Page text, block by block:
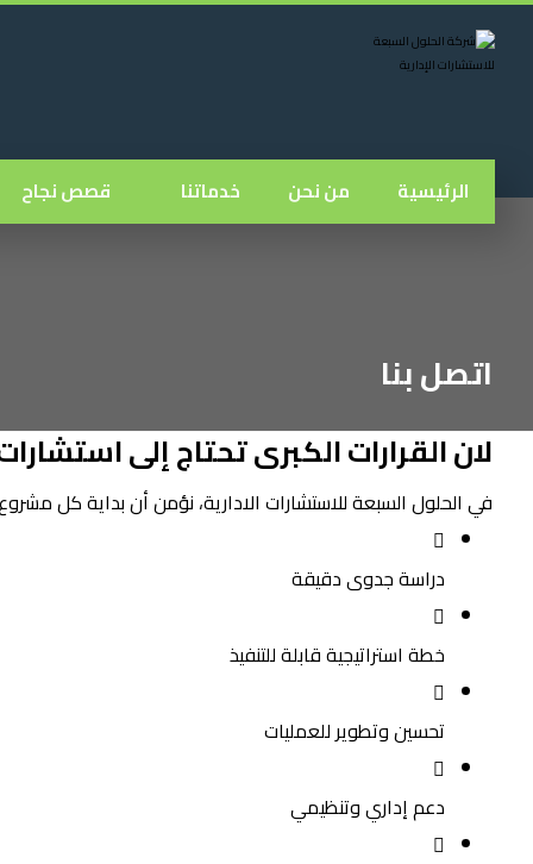
الرئيسية من نحن خدماتنا قصص نجاح
اتصل بنا
لان القرارات الكبرى تحتاج إلى
في الحلول السبعة للاستشارات الادارية، نؤمن أن بداية كل
دراسة جدوى دقيقة
خطة استراتيجية قابلة للتنفيذ
تحسين وتطوير للعمليات
دعم إداري وتنظيمي